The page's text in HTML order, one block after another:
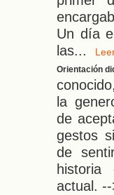
Un día
las...
Orientación
la
de
gestos
de
historia
actual.